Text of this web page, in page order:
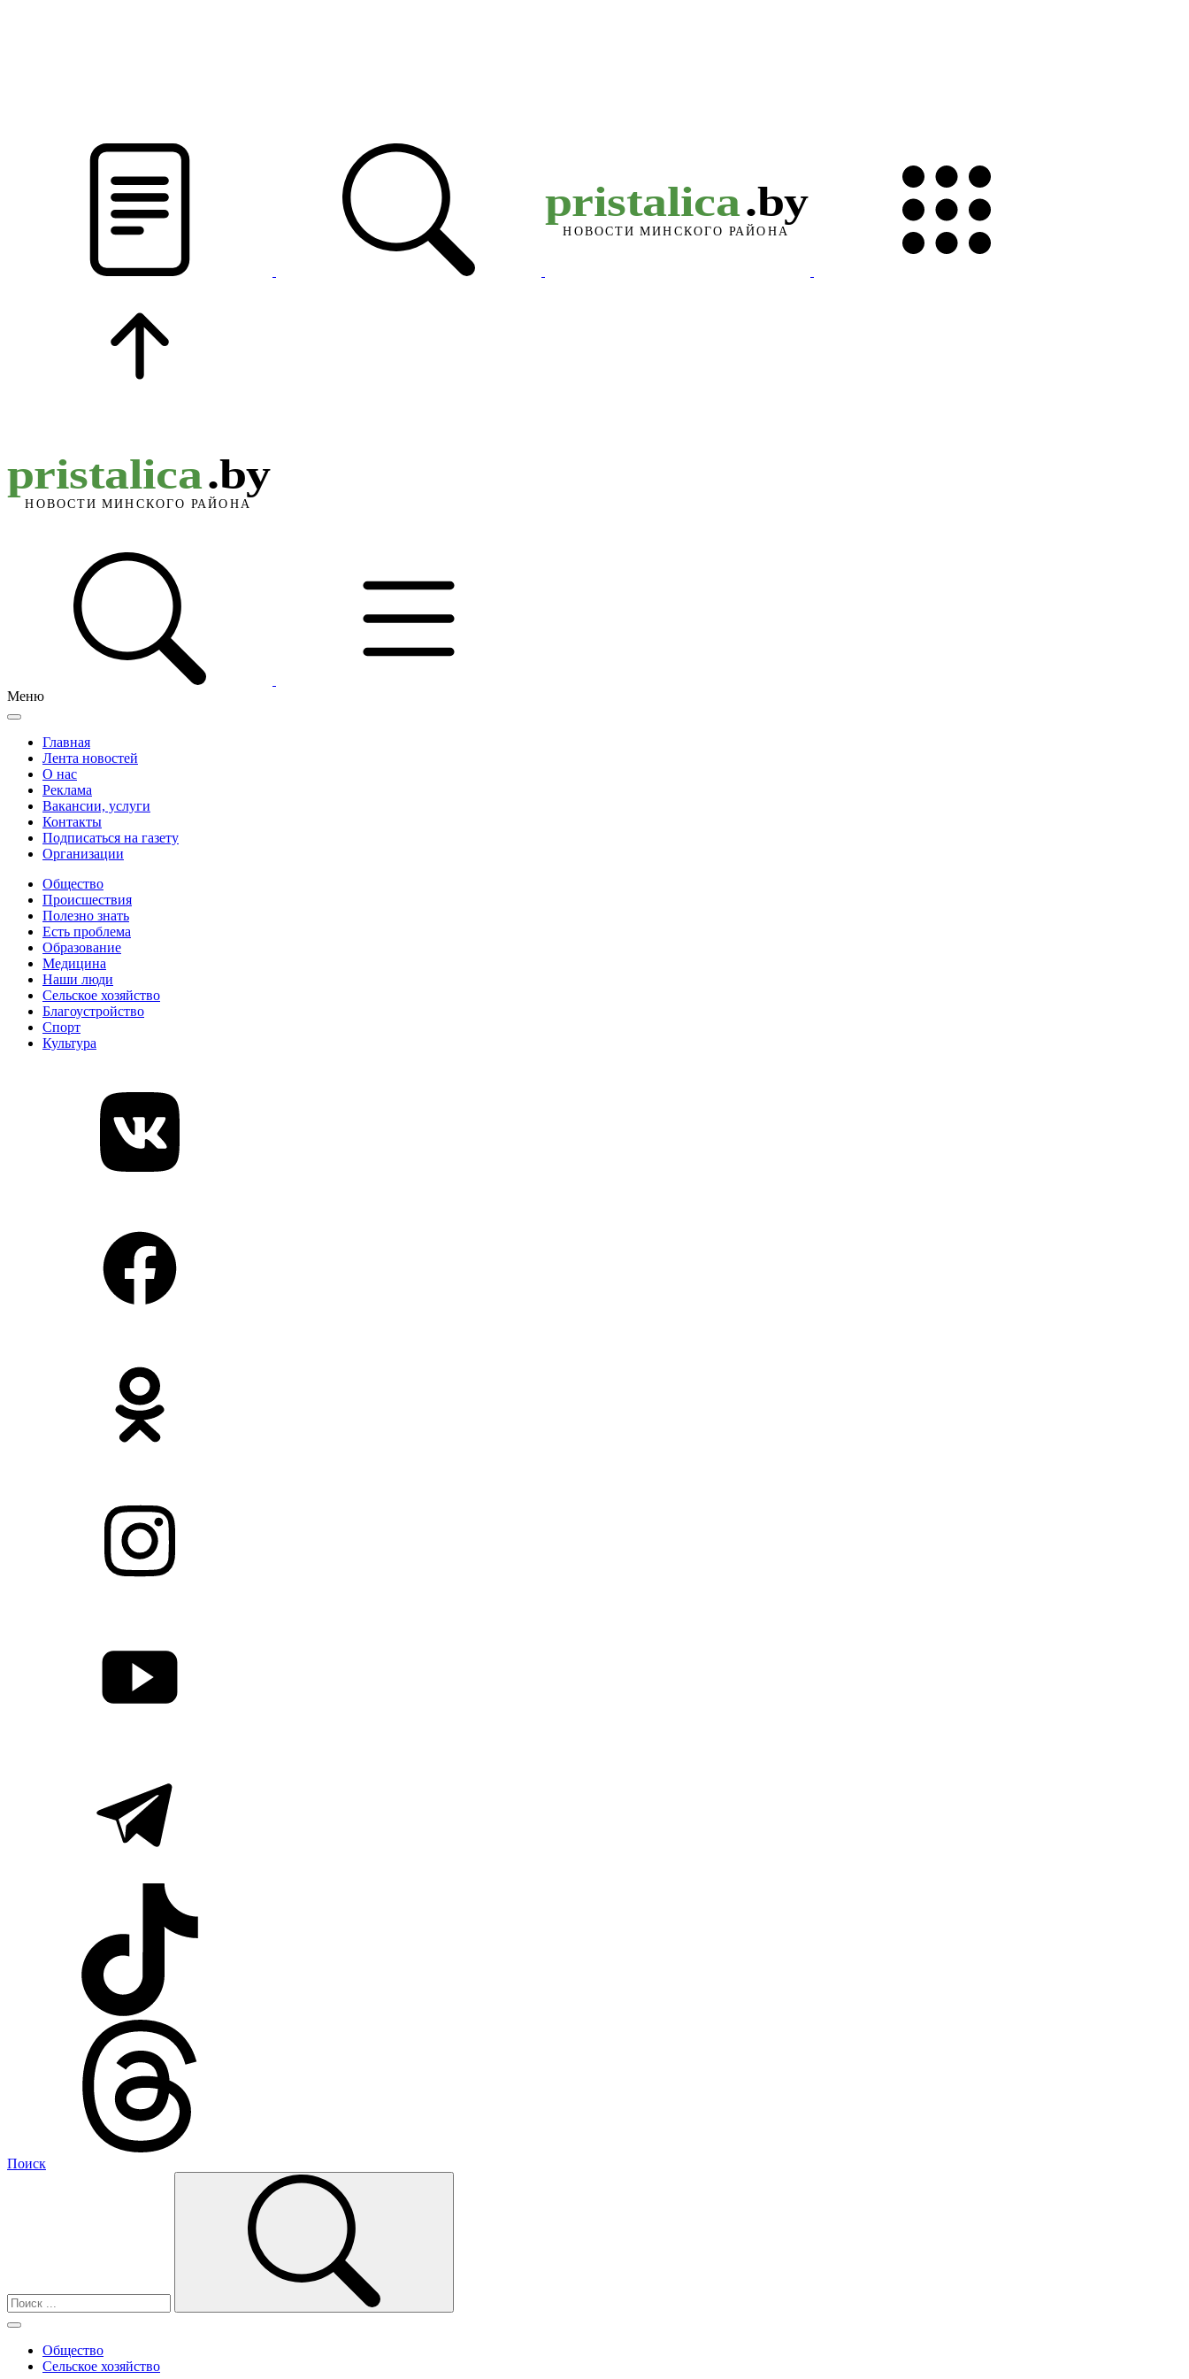
Меню
Главная
Лента новостей
О нас
Реклама
Вакансии, услуги
Контакты
Подписаться на газету
Организации
Общество
Происшествия
Полезно знать
Есть проблема
Образование
Медицина
Наши люди
Сельское хозяйство
Благоустройство
Спорт
Культура
Поиск
Общество
Сельское хозяйство